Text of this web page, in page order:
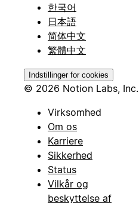
한국어
日本語
简体中文
繁體中文
Indstillinger for cookies
© 2026 Notion Labs, Inc.
Virksomhed
Om os
Karriere
Sikkerhed
Status
Vilkår og
beskyttelse af